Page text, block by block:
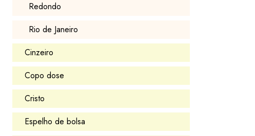
Redondo
Rio de Janeiro
Cinzeiro
Copo dose
Cristo
Espelho de bolsa